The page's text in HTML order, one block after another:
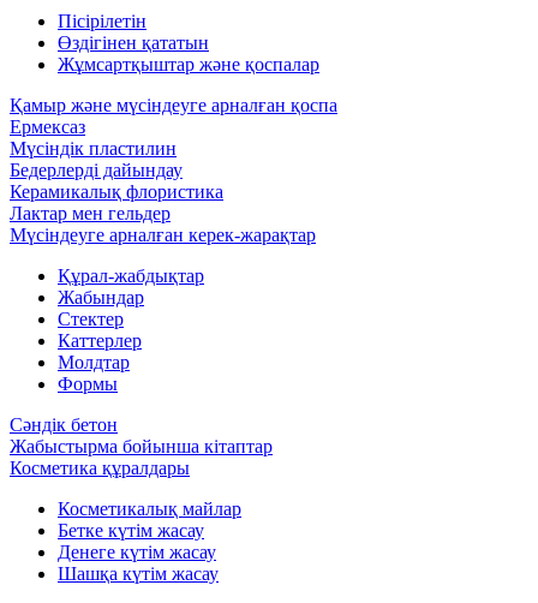
Пісірілетін
Өздігінен қататын
Жұмсартқыштар және қоспалар
Қамыр және мүсіндеуге арналған қоспа
Ермексаз
Мүсіндік пластилин
Бедерлерді дайындау
Керамикалық флористика
Лактар мен гельдер
Мүсіндеуге арналған керек-жарақтар
Құрал-жабдықтар
Жабындар
Стектер
Каттерлер
Молдтар
Формы
Сәндік бетон
Жабыстырма бойынша кітаптар
Косметика құралдары
Косметикалық майлар
Бетке күтім жасау
Денеге күтім жасау
Шашқа күтім жасау